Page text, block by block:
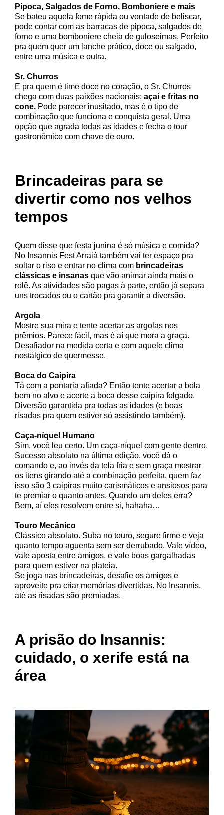
Pipoca, Salgados de Forno, Bomboniere e mais
Se bateu aquela fome rápida ou vontade de beliscar,
pode contar com as barracas de pipoca, salgados de
forno e uma bomboniere cheia de guloseimas. Perfeito
pra quem quer um lanche prático, doce ou salgado,
entre uma música e outra.
Sr. Churros
E pra quem é time doce no coração, o Sr. Churros
chega com duas paixões nacionais: açaí e fritas no
cone.Pode parecer inusitado, mas é o tipo de
combinação que funciona e conquista geral. Uma
opção que agrada todas as idades e fecha o tour
gastronômico com chave de ouro.
Brincadeiras para se
divertir como nos velhos
tempos
Quem disse que festa junina é só música e comida?
No Insannis Fest Arraiá também vai ter espaço pra
soltar o riso e entrar no clima com brincadeiras
clássicas e insanasque vão animar ainda mais o
rolê. As atividades são pagas à parte, então já separa
uns trocados ou o cartão pra garantir a diversão.
Argola
Mostre sua mira e tente acertar as argolas nos
prêmios. Parece fácil, mas é aí que mora a graça.
Desafiador na medida certa e com aquele clima
nostálgico de quermesse.
Boca do Caipira
Tá com a pontaria afiada? Então tente acertar a bola
bem no alvo e acerte a boca desse caipira folgado.
Diversão garantida pra todas as idades (e boas
risadas pra quem estiver só assistindo também).
Caça-níquel Humano
Sim, você leu certo. Um caça-níquel com gente dentro.
Sucesso absoluto na última edição, você dá o
comando e, ao invés da tela fria e sem graça mostrar
os itens girando até a combinação perfeita, quem faz
isso são 3 caipiras muito carismáticos e ansiosos para
te premiar o quanto antes. Quando um deles erra?
Bem, aí eles resolvem entre si, hahaha…
Touro Mecânico
Clássico absoluto. Suba no touro, segure firme e veja
quanto tempo aguenta sem ser derrubado. Vale vídeo,
vale aposta entre amigos, e vale boas gargalhadas
para quem estiver na plateia.
Se joga nas brincadeiras, desafie os amigos e
aproveite pra criar memórias divertidas. No Insannis,
até as risadas são premiadas.
A prisão do Insannis:
cuidado, o xerife está na
área